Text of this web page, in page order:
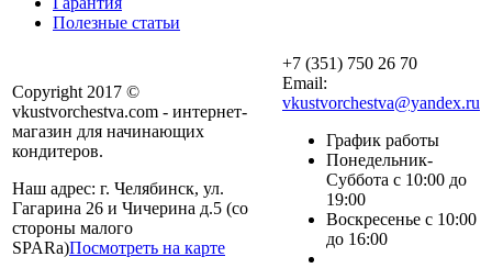
Полезные статьи
Copyright 2017 ©
vkustvorchestva.com - интернет-
магазин для начинающих
кондитеров.
Наш адрес: г. Челябинск, ул.
Гагарина 26 и Чичерина д.5 (со
стороны малого
SPARa)Посмотреть на карте
+7 (351) 750 26 70
Email:
vkustvorchestva@yandex.ru
График работы
Понедельник-
Суббота с 10:00 до
19:00
Воскресенье с 10:00
до 16:00